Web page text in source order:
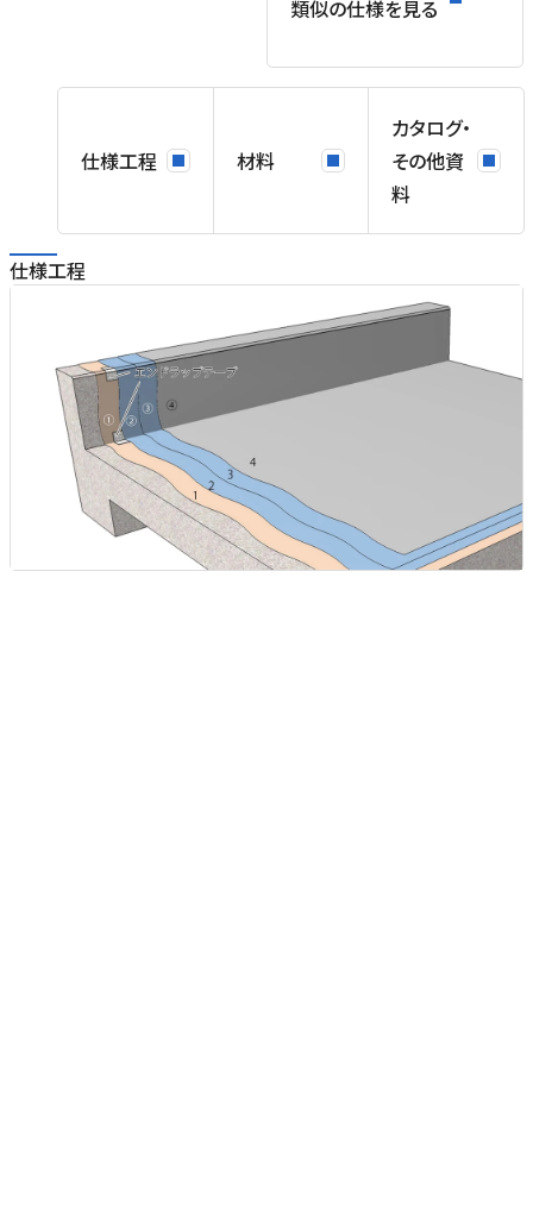
類似の仕様を見る
仕様工程 材料
カタログ・
その他資
料
仕様工程